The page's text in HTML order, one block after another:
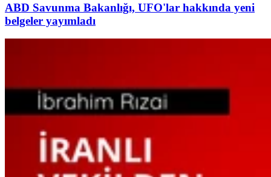
ABD Savunma Bakanlığı, UFO'lar hakkında yeni
belgeler yayımladı